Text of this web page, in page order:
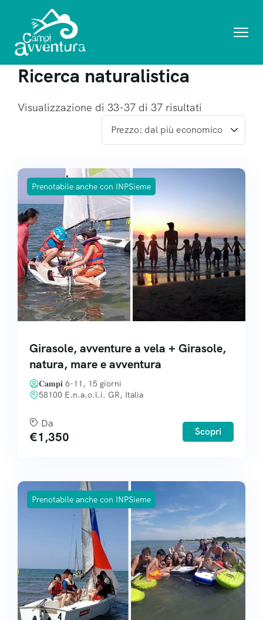
Ricerca naturalistica
Visualizzazione di 33-37 di 37 risultati
Prenotabile anche con INPSieme
Girasole, avventure a vela + Girasole,
natura, mare e avventura
𝐂𝐚𝐦𝐩𝐢 6-11, 15 giorni
58100 E.n.a.o.l.i. GR, Italia
Da
€1,350 Scopri
Prenotabile anche con INPSieme